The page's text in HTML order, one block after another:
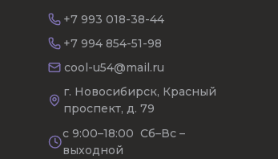
+7 994 854-51-98
+7 993 018-38-44
cool-u54@mail.ru
г. Новосибирск, Красный
проспект, д. 79
с 9:00–18:00 Сб–Вс –
выходной